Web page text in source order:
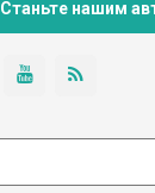
Станьте нашим